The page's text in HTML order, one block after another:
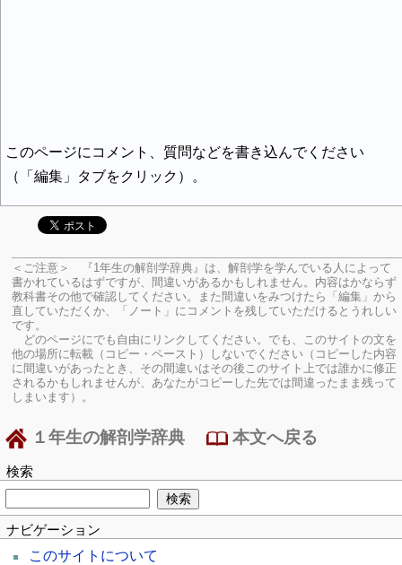
このページにコメント、質問などを書き込んでください
（「編集」タブをクリック）。
＜ご注意＞ 『1年生の解剖学辞典』は、解剖学を学んでいる人によって
書かれているはずですが、間違いがあるかもしれません。内容はかならず
教科書その他で確認してください。
また間違いをみつけたら「編集」から
直していただくか、「ノート」にコメントを残していただけるとうれしい
です。
どのページにでも自由にリンクしてください。でも、このサイトの文を
他の場所に転載（コピー・ペースト）しないでください（コピーした内容
に間違いがあったとき、その間違いはその後このサイト上では誰かに修正
されるかもしれませんが、あなたがコピーした先では間違ったまま残って
しまいます）。
１年生の解剖学辞典 本文へ戻る
検索
ナビゲーション
このサイトについて